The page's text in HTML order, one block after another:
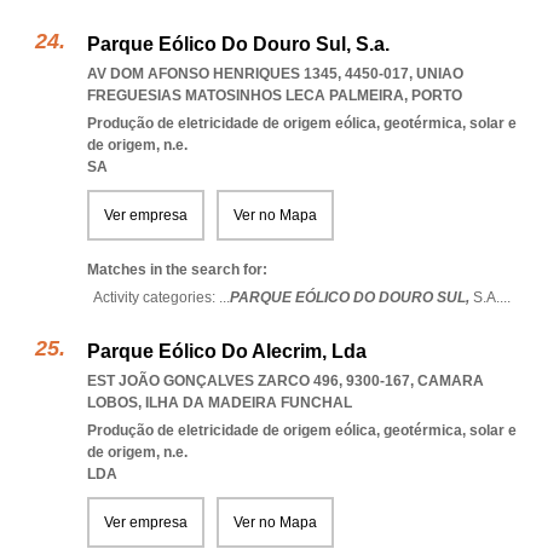
Parque Eólico Do Douro Sul, S.a.
AV DOM AFONSO HENRIQUES 1345, 4450-017, UNIAO
FREGUESIAS MATOSINHOS LECA PALMEIRA, PORTO
Produção de eletricidade de origem eólica, geotérmica, solar e
de origem, n.e.
SA
Ver empresa Ver no Mapa
Matches in the search for:
Activity categories: ...PARQUE EÓLICO DO DOURO SUL, S.A....
Parque Eólico Do Alecrim, Lda
EST JOÃO GONÇALVES ZARCO 496, 9300-167, CAMARA
LOBOS, ILHA DA MADEIRA FUNCHAL
Produção de eletricidade de origem eólica, geotérmica, solar e
de origem, n.e.
LDA
Ver empresa Ver no Mapa